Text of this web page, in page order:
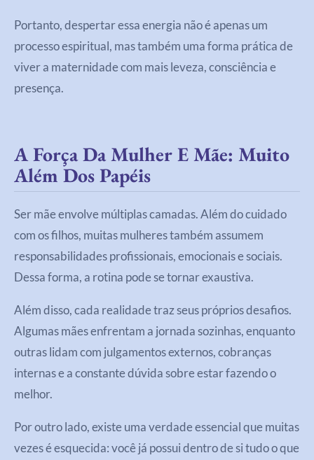
Portanto, despertar essa energia não é apenas um
processo espiritual, mas também uma forma prática de
viver a maternidade com mais leveza, consciência e
presença.
A Força Da Mulher E Mãe: Muito
Além Dos Papéis
Ser mãe envolve múltiplas camadas. Além do cuidado
com os filhos, muitas mulheres também assumem
responsabilidades profissionais, emocionais e sociais.
Dessa forma, a rotina pode se tornar exaustiva.
Além disso, cada realidade traz seus próprios desafios.
Algumas mães enfrentam a jornada sozinhas, enquanto
outras lidam com julgamentos externos, cobranças
internas e a constante dúvida sobre estar fazendo o
melhor.
Por outro lado, existe uma verdade essencial que muitas
vezes é esquecida: você já possui dentro de si tudo o que